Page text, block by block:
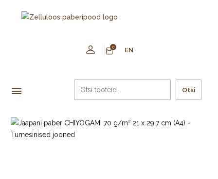
0 EN
Otsi